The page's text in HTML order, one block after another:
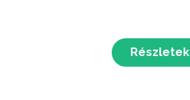
Részletek